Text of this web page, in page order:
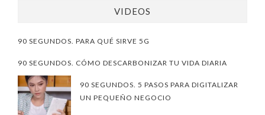
VIDEOS
90 SEGUNDOS. PARA QUÉ SIRVE 5G
90 SEGUNDOS. CÓMO DESCARBONIZAR TU VIDA DIARIA
90 SEGUNDOS. 5 PASOS PARA DIGITALIZAR
UN PEQUEÑO NEGOCIO